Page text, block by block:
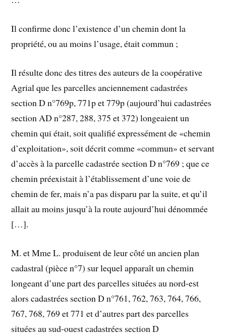
Il confirme donc l’existence d’un chemin dont la
propriété, ou au moins l’usage, était commun ;
Il résulte donc des titres des auteurs de la coopérative
Agrial que les parcelles anciennement cadastrées
section D n°769p, 771p et 779p (aujourd’hui cadastrées
section AD n°287, 288, 375 et 372) longeaient un
chemin qui était, soit qualifié expressément de «chemin
d’exploitation», soit décrit comme «commun» et servant
d’accès à la parcelle cadastrée section D n°769 ; que ce
chemin préexistait à l’établissement d’une voie de
chemin de fer, mais n’a pas disparu par la suite, et qu’il
allait au moins jusqu’à la route aujourd’hui dénommée
[…].
M. et Mme L. produisent de leur côté un ancien plan
cadastral (pièce n°7) sur lequel apparaît un chemin
longeant d’une part des parcelles situées au nord-est
alors cadastrées section D n°761, 762, 763, 764, 766,
767, 768, 769 et 771 et d’autres part des parcelles
situées au sud-ouest cadastrées section D